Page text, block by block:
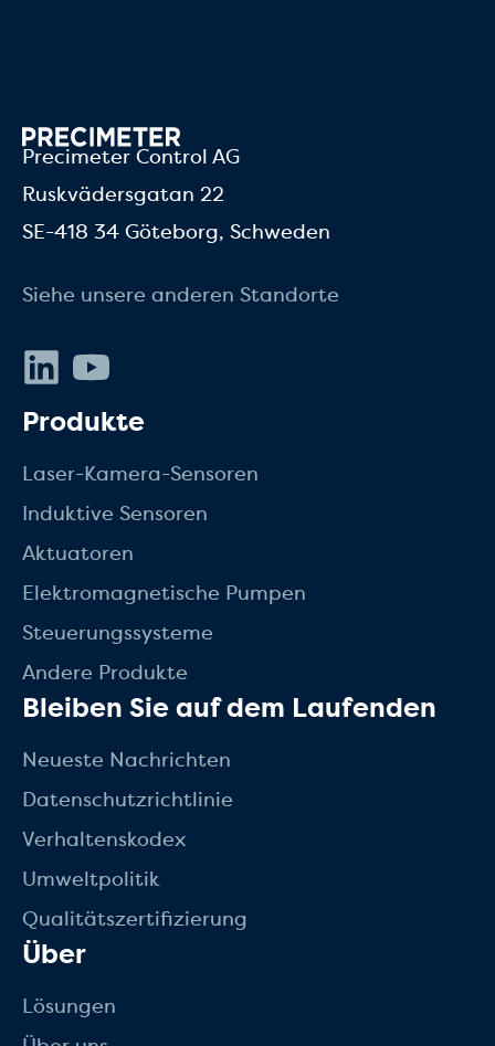
Precimeter Control AG
Ruskvädersgatan 22
SE-418 34 Göteborg, Schweden
Siehe unsere anderen Standorte
LinkedIn
Produkte
Laser-Kamera-Sensoren
Induktive Sensoren
Aktuatoren
Elektromagnetische Pumpen
Steuerungssysteme
Andere Produkte
Bleiben Sie auf dem Laufenden
Neueste Nachrichten
Datenschutzrichtlinie
Verhaltenskodex
Umweltpolitik
Qualitätszertifizierung
Über
Lösungen